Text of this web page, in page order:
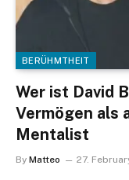
BERÜHMTHEIT
Wer ist David
Vermögen als
Mentalist
By Matteo 27.